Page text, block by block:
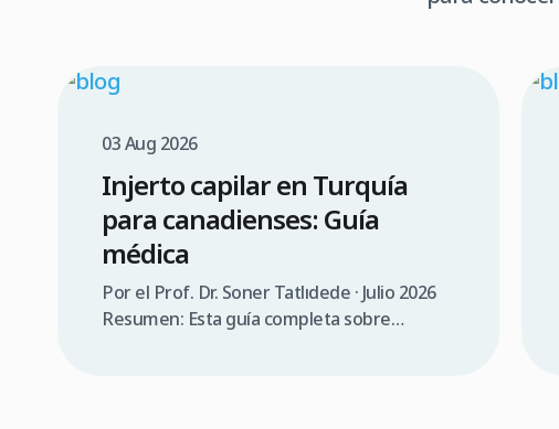
03 Aug 2026
Injerto capilar en Turquía
para canadienses: Guía
médica
Por el Prof. Dr. Soner Tatlıdede · Julio 2026
Resumen: Esta guía completa sobre